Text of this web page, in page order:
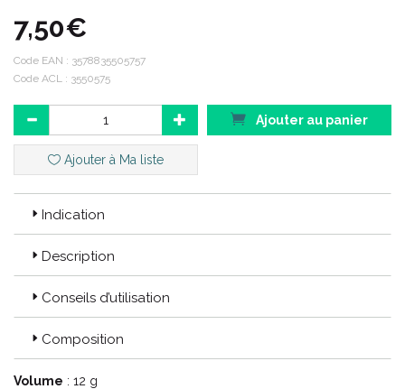
réduction des tensions nerveuses et agitations
CODE EAN : 3578835505757
CODE ACL : 3550575
7,50€
Code EAN : 3578835505757
Code ACL : 3550575
Ajouter au panier
Ajouter à Ma liste
Indication
Description
Conseils d’utilisation
Composition
Volume : 12 g